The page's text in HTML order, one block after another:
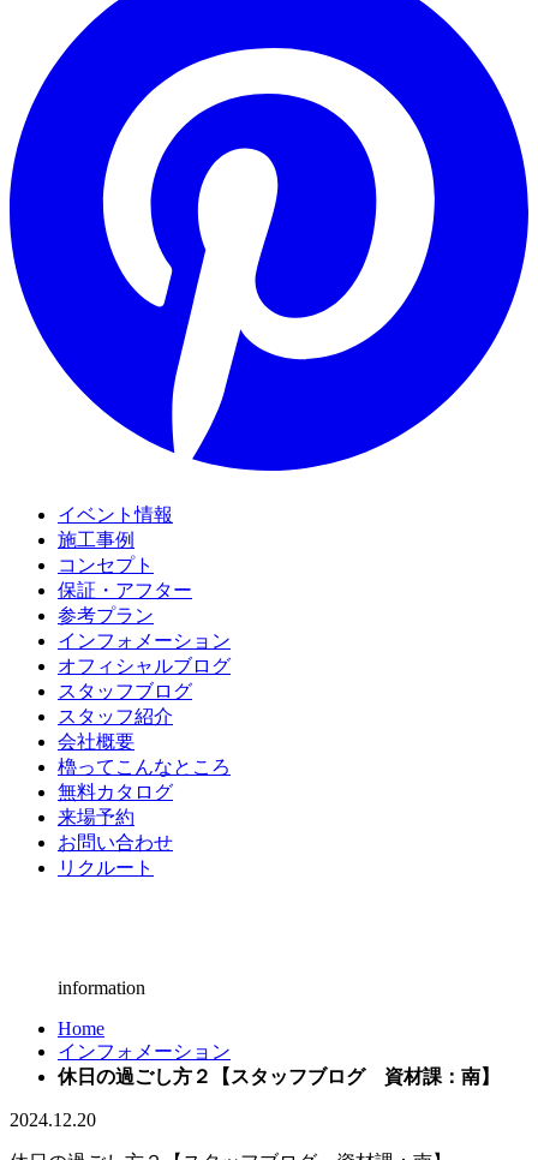
イベント情報
施工事例
コンセプト
保証・アフター
参考プラン
インフォメーション
オフィシャルブログ
スタッフブログ
スタッフ紹介
会社概要
櫓ってこんなところ
無料カタログ
来場予約
お問い合わせ
リクルート
information
Home
インフォメーション
休日の過ごし方２【スタッフブログ 資材課：南】
2024.12.20